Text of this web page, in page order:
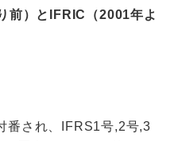
前）とIFRIC（2001年よ
番され、IFRS1号,2号,3